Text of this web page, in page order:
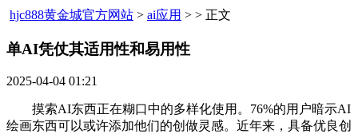
hjc888黄金城官方网站 > ai应用 > > 正文
单AI凭仗其适用性和易用性​
2025-04-04 01:21
摸索AI东西正在糊口中的多样化使用。76%的用户暗示AI
绘画东西可以或许添加他们的创做灵感。近年来，具备优良创